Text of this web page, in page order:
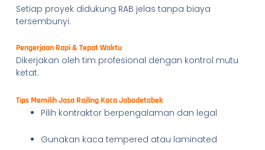
Setiap proyek didukung RAB jelas tanpa biaya
tersembunyi.
Pengerjaan Rapi & Tepat Waktu
Dikerjakan oleh tim profesional dengan kontrol mutu
ketat.
Tips Memilih Jasa Railing Kaca Jabodetabek
Pilih kontraktor berpengalaman dan legal
Gunakan kaca tempered atau laminated